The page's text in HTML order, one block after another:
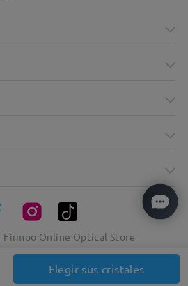
en atrevidos marcos cuadrados
Elegir sus cristales
Firmoo Online Optical Store